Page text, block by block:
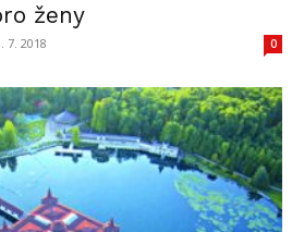
ženy
7. 2018 0